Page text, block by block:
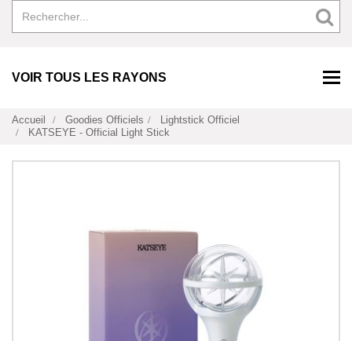
VOIR TOUS LES RAYONS
Accueil Goodies Officiels
Lightstick Officiel
KATSEYE - Official Light Stick